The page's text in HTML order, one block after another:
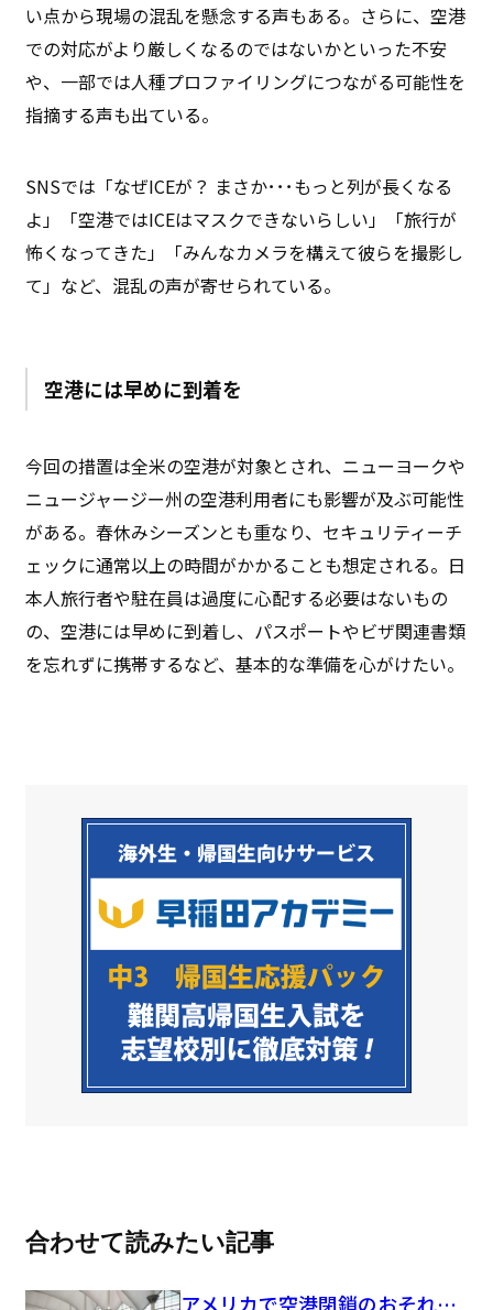
い点から現場の混乱を懸念する声もある。さらに、空港
での対応がより厳しくなるのではないかといった不安
や、一部では人種プロファイリングにつながる可能性を
指摘する声も出ている。
SNSでは「なぜICEが？ まさか･･･もっと列が長くなる
よ」「空港ではICEはマスクできないらしい」「旅行が
怖くなってきた」「みんなカメラを構えて彼らを撮影し
て」など、混乱の声が寄せられている。
空港には早めに到着を
今回の措置は全米の空港が対象とされ、ニューヨークや
ニュージャージー州の空港利用者にも影響が及ぶ可能性
がある。春休みシーズンとも重なり、セキュリティーチ
ェックに通常以上の時間がかかることも想定される。日
本人旅行者や駐在員は過度に心配する必要はないもの
の、空港には早めに到着し、パスポートやビザ関連書類
を忘れずに携帯するなど、基本的な準備を心がけたい。
合わせて読みたい記事
アメリカで空港閉鎖のおそれ…